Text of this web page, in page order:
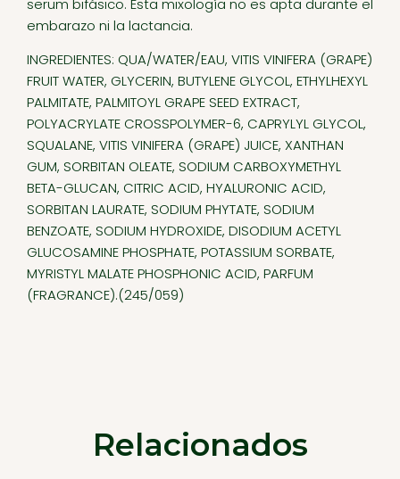
serum bifásico. Esta mixología no es apta durante el
embarazo ni la lactancia.
INGREDIENTES: QUA/WATER/EAU, VITIS VINIFERA (GRAPE)
FRUIT WATER, GLYCERIN, BUTYLENE GLYCOL, ETHYLHEXYL
PALMITATE, PALMITOYL GRAPE SEED EXTRACT,
POLYACRYLATE CROSSPOLYMER-6, CAPRYLYL GLYCOL,
SQUALANE, VITIS VINIFERA (GRAPE) JUICE, XANTHAN
GUM, SORBITAN OLEATE, SODIUM CARBOXYMETHYL
BETA-GLUCAN, CITRIC ACID, HYALURONIC ACID,
SORBITAN LAURATE, SODIUM PHYTATE, SODIUM
BENZOATE, SODIUM HYDROXIDE, DISODIUM ACETYL
GLUCOSAMINE PHOSPHATE, POTASSIUM SORBATE,
MYRISTYL MALATE PHOSPHONIC ACID, PARFUM
(FRAGRANCE).(245/059)
Relacionados